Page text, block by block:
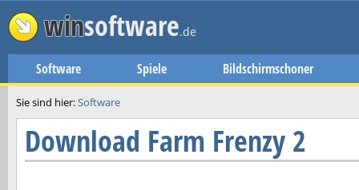
winsoftware.de
Software Spiele Bildschirmschoner
Sie sind hier:Software
Download Farm Frenzy 2